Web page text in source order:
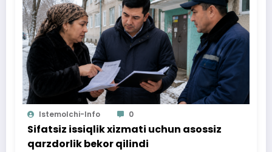
Istemolchi-Info 0
Sifatsiz issiqlik xizmati uchun asossiz
qarzdorlik bekor qilindi